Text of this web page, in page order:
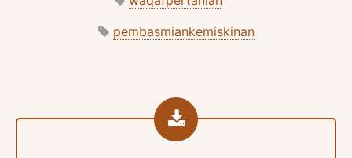
pembasmiankemiskinan